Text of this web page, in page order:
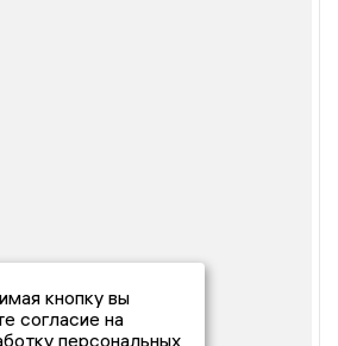
кнопку вы
согласие на
персональных